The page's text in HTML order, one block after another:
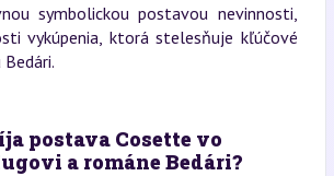
symbolickou postavou nevinnosti,
vykúpenia, ktorá stelesňuje kľúčové
postava Cosette vo
a románe Bedári?